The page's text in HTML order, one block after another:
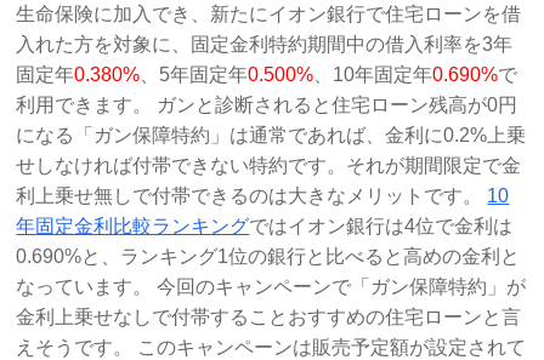
生命保険に加入でき、新たにイオン銀行で住宅ローンを借
入れた方を対象に、固定金利特約期間中の借入利率を3年
固定年0.380% 、5年固定年0.500% 、10年固定年0.690%で
利用できます。 ガンと診断されると住宅ローン残高が0円
になる「ガン保障特約」は通常であれば、金利に0.2%上乗
せしなければ付帯できない特約です。それが期間限定で金
利上乗せ無しで付帯できるのは大きなメリットです。 10
年固定金利比較ランキングではイオン銀行は4位で金利は
0.690%と、ランキング1位の銀行と比べると高めの金利と
なっています。 今回のキャンペーンで「ガン保障特約」が
金利上乗せなしで付帯することおすすめの住宅ローンと言
えそうです。 このキャンペーンは販売予定額が設定されて